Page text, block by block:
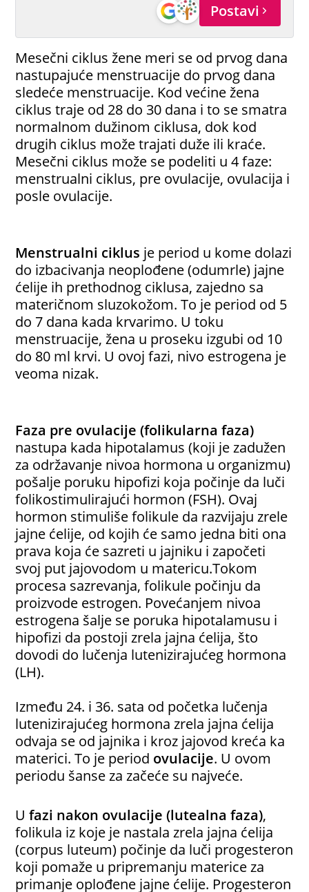
Postavi
Mesečni ciklus žene meri se od prvog dana
nastupajuće menstruacije do prvog dana
sledeće menstruacije. Kod većine žena
ciklus traje od 28 do 30 dana i to se smatra
normalnom dužinom ciklusa, dok kod
drugih ciklus može trajati duže ili kraće.
Mesečni ciklus može se podeliti u 4 faze:
menstrualni ciklus, pre ovulacije, ovulacija i
posle ovulacije.
Menstrualni ciklus je period u kome dolazi
do izbacivanja neoplođene (odumrle) jajne
ćelije ih prethodnog ciklusa, zajedno sa
materičnom sluzokožom. To je period od 5
do 7 dana kada krvarimo. U toku
menstruacije, žena u proseku izgubi od 10
do 80 ml krvi. U ovoj fazi, nivo estrogena je
veoma nizak.
Faza pre ovulacije (folikularna faza)
nastupa kada hipotalamus (koji je zadužen
za održavanje nivoa hormona u organizmu)
pošalje poruku hipofizi koja počinje da luči
folikostimulirajući hormon (FSH). Ovaj
hormon stimuliše folikule da razvijaju zrele
jajne ćelije, od kojih će samo jedna biti ona
prava koja će sazreti u jajniku i započeti
svoj put jajovodom u matericu.Tokom
procesa sazrevanja, folikule počinju da
proizvode estrogen. Povećanjem nivoa
estrogena šalje se poruka hipotalamusu i
hipofizi da postoji zrela jajna ćelija, što
dovodi do lučenja lutenizirajućeg hormona
(LH).
Između 24. i 36. sata od početka lučenja
lutenizirajućeg hormona zrela jajna ćelija
odvaja se od jajnika i kroz jajovod kreća ka
materici. To je period ovulacije. U ovom
periodu šanse za začeće su najveće.
U fazi nakon ovulacije (lutealna faza),
folikula iz koje je nastala zrela jajna ćelija
(corpus luteum) počinje da luči progesteron
koji pomaže u pripremanju materice za
primanje oplođene jajne ćelije. Progesteron